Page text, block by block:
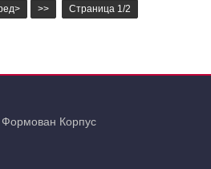
>> Страница 1/2
Формован Корпус